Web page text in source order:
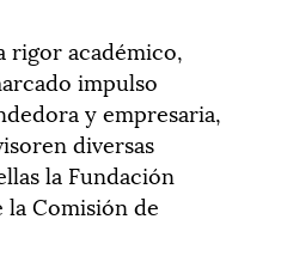
rigor académico,
impulso
y empresaria,
diversas
la Fundación
Comisión de